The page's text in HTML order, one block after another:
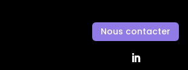
Nous contacter